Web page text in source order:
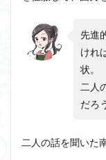
先進
けれ
状。
二人
だろ
二人の話を聞いた